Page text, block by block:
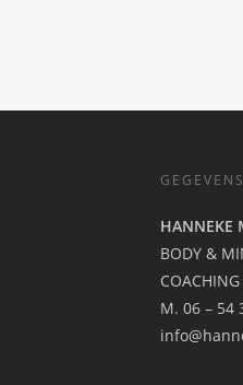
GEGEVENS
HANNEKE
BODY &
M. 06 – 54